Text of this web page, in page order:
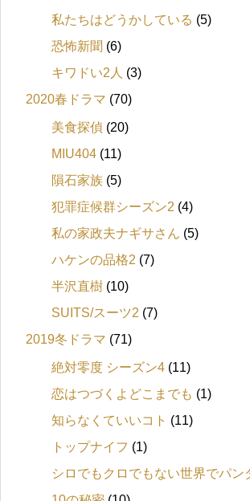
私たちはどうかしている (5)
恐怖新聞 (6)
キワドい2人 (3)
2020春ドラマ (70)
美食探偵 (20)
MIU404 (11)
隕石家族 (5)
犯罪症候群シーズン2 (4)
私の家政夫ナギサさん (5)
ハケンの品格2 (7)
半沢直樹 (10)
SUITS/スーツ2 (7)
2019冬ドラマ (71)
絶対零度 シーズン4 (11)
恋はつづくよどこまでも (1)
知らなくていいコト (11)
トップナイフ (1)
シロでもクロでもない世界でパン